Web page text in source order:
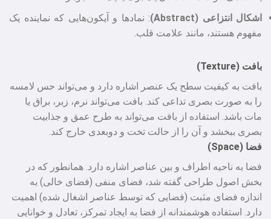
اشکال انتزاعی (Abstract)
: نمادها و آیکون‌هایی که نماینده یک
مفهوم هستند، مانند علامت قلب.
بافت (Texture)
بافت به کیفیت سطح یک عنصر اشاره دارد و می‌تواند حس لامسه
را به صورت بصری تداعی کند. بافت می‌تواند نرم، زبر، براق یا
مات باشد. استفاده از بافت می‌تواند به طرح عمق و جذابیت
بصری ببخشد و آن را از حالت تخت و دوبعدی خارج کند.
فضا (Space)
فضا به ناحیه اطراف و بین عناصر اشاره دارد. همانطور که در
بخش اصول طراحی گفته شد، فضای منفی (فضای خالی) به
اندازه فضای مثبت (فضایی که توسط عناصر اشغال شده) اهمیت
دارد. استفاده هوشمندانه از فضا به ایجاد تمرکز، تعادل و خوانایی